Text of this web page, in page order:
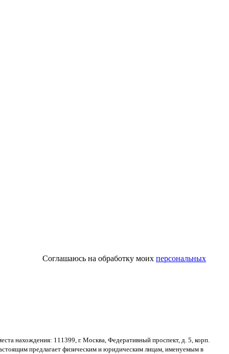
Соглашаюсь на обработку моих персональных
нахождения: 111399, г. Москва, Федеративный проспект, д. 5, корп.
предлагает физическим и юридическим лицам, именуемым в